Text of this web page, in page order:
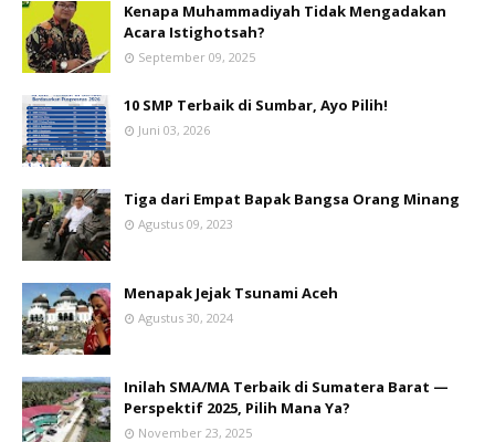
Kenapa Muhammadiyah Tidak Mengadakan
Acara Istighotsah?
September 09, 2025
10 SMP Terbaik di Sumbar, Ayo Pilih!
Juni 03, 2026
Tiga dari Empat Bapak Bangsa Orang Minang
Agustus 09, 2023
Menapak Jejak Tsunami Aceh
Agustus 30, 2024
Inilah SMA/MA Terbaik di Sumatera Barat —
Perspektif 2025, Pilih Mana Ya?
November 23, 2025